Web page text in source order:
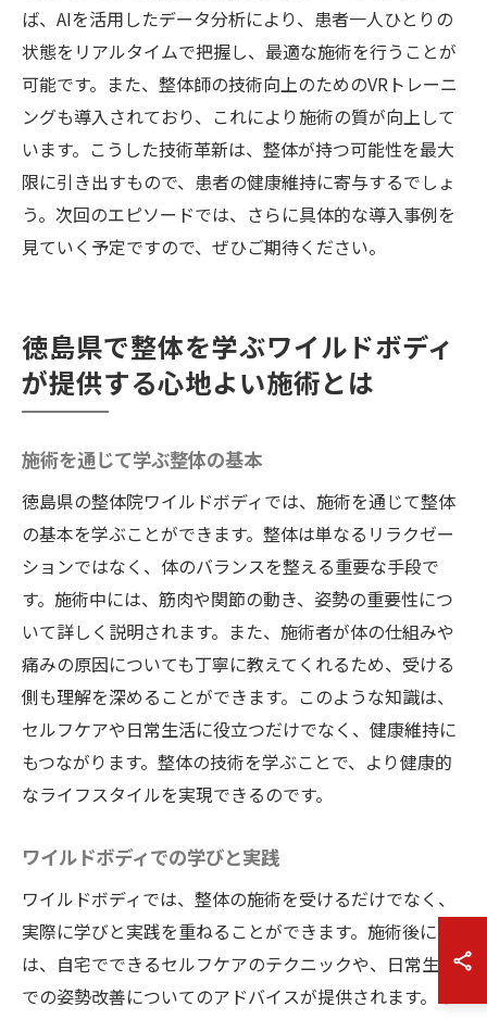
ば、AIを活用したデータ分析により、患者一人ひとりの
状態をリアルタイムで把握し、最適な施術を行うことが
可能です。また、整体師の技術向上のためのVRトレーニ
ングも導入されており、これにより施術の質が向上して
います。こうした技術革新は、整体が持つ可能性を最大
限に引き出すもので、患者の健康維持に寄与するでしょ
う。次回のエピソードでは、さらに具体的な導入事例を
見ていく予定ですので、ぜひご期待ください。
徳島県で整体を学ぶワイルドボディ
が提供する心地よい施術とは
施術を通じて学ぶ整体の基本
徳島県の整体院ワイルドボディでは、施術を通じて整体
の基本を学ぶことができます。整体は単なるリラクゼー
ションではなく、体のバランスを整える重要な手段で
す。施術中には、筋肉や関節の動き、姿勢の重要性につ
いて詳しく説明されます。また、施術者が体の仕組みや
痛みの原因についても丁寧に教えてくれるため、受ける
側も理解を深めることができます。このような知識は、
セルフケアや日常生活に役立つだけでなく、健康維持に
もつながります。整体の技術を学ぶことで、より健康的
なライフスタイルを実現できるのです。
ワイルドボディでの学びと実践
ワイルドボディでは、整体の施術を受けるだけでなく、
実際に学びと実践を重ねることができます。施術後に
は、自宅でできるセルフケアのテクニックや、日常生活
での姿勢改善についてのアドバイスが提供されます。こ